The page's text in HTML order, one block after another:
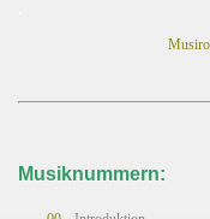
Musiknummern: